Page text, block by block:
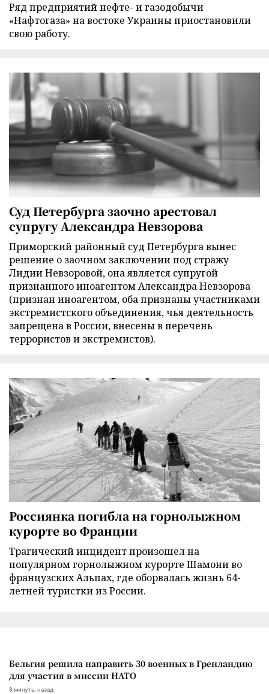
Ряд предприятий нефте- и газодобычи
«Нафтогаза» на востоке Украины приостановили
свою работу.
Суд Петербурга заочно арестовал
супругу Александра Невзорова
Приморский районный суд Петербурга вынес
решение о заочном заключении под стражу
Лидии Невзоровой, она является супругой
признанного иноагентом Александра Невзорова
(признан иноагентом, оба признаны участниками
экстремистского объединения, чья деятельность
запрещена в России, внесены в перечень
террористов и экстремистов).
Россиянка погибла на горнолыжном
курорте во Франции
Трагический инцидент произошел на
популярном горнолыжном курорте Шамони во
французских Альпах, где оборвалась жизнь 64-
летней туристки из России.
Бельгия решила направить 30 военных в Гренландию
для участия в миссии НАТО
3 минуты назад